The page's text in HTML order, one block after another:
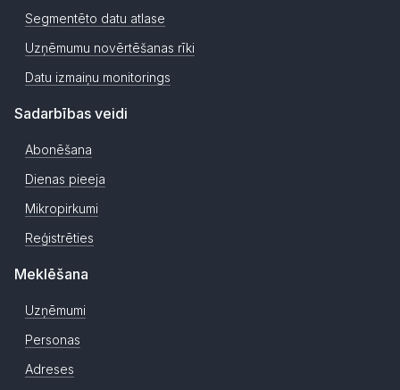
Segmentēto datu atlase
Uzņēmumu novērtēšanas rīki
Datu izmaiņu monitorings
Sadarbības veidi
Abonēšana
Dienas pieeja
Mikropirkumi
Reģistrēties
Meklēšana
Uzņēmumi
Personas
Adreses